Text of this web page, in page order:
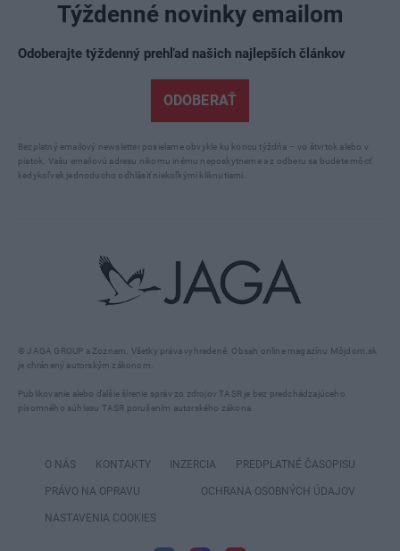
© JAGA GROUP a Zoznam. Všetky práva vyhradené. Obsah online magazínu Môjdom.sk
je chránený autorským zákonom.
Publikovanie alebo ďalšie šírenie správ zo zdrojov TASR je bez predchádzajúceho
písomného súhlasu TASR porušením autorského zákona.
Týždenné novinky emailom
Odoberajte týždenný prehľad našich najlepších článkov
ODOBERAŤ
Bezplatný emailový newsletter posielame obvykle ku koncu týždňa – vo štvrtok alebo v
piatok. Vašu emailovú adresu nikomu inému neposkytneme a z odberu sa budete môcť
kedykoľvek jednoducho odhlásiť niekoľkými kliknutiami.
O NÁS KONTAKTY INZERCIA PREDPLATNÉ ČASOPISU
PRÁVO NA OPRAVU OCHRANA OSOBNÝCH ÚDAJOV
NASTAVENIA COOKIES